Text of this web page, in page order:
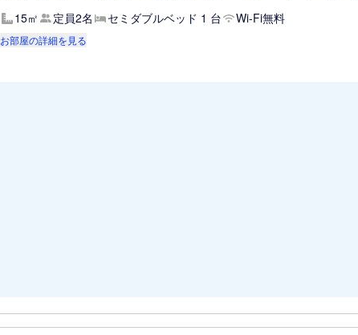
15㎡ 定員2名 セミダブルベッド 1 台 Wi-Fi無料
お部屋の詳細を見る